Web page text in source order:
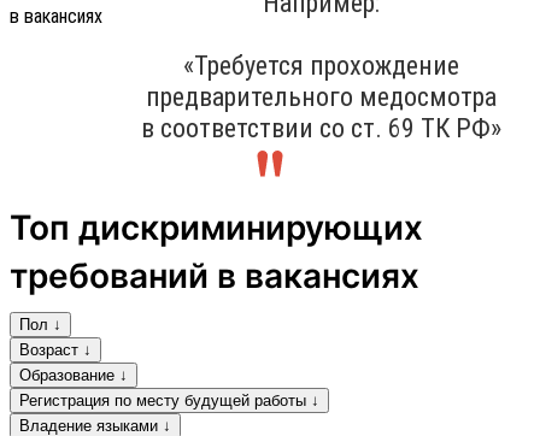
«Требуется прохождение
предварительного медосмотра
в соответствии со ст. 69 ТК РФ»
Топ дискриминирующих
требований в вакансиях
Пол ↓
Возраст ↓
Образование ↓
Регистрация по месту будущей работы ↓
Владение языками ↓